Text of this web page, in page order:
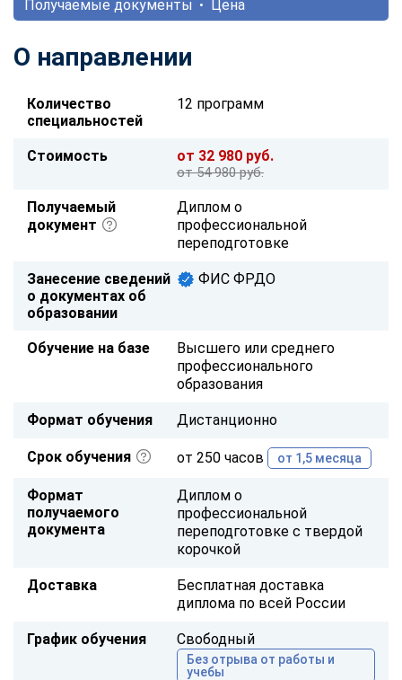
Получаемые документы
Цена
О направлении
Количество
специальностей
12 программ
Стоимость от 32 980 руб.
от 54 980 руб.
Получаемый
документ
Диплом о
профессиональной
переподготовке
Занесение сведений
о документах об
образовании
ФИС ФРДО
Обучение на базе
Высшего или среднего
профессионального
образования
Формат обучения Дистанционно
Срок обучения от 250 часов от 1,5 месяца
Формат
получаемого
документа
Диплом о
профессиональной
переподготовке с твердой
корочкой
Доставка
Бесплатная доставка
диплома по всей России
График обучения Свободный
Без отрыва от работы и
учебы